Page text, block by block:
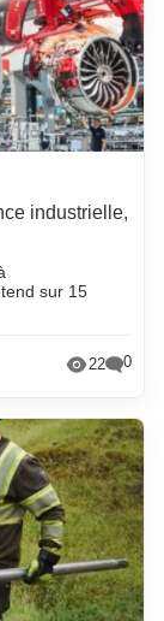
industrielle,
sur 15
22 0